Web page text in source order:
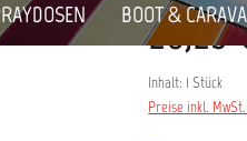
BOOT &
20,23
Inhalt: 1 Stück
Preise inkl.